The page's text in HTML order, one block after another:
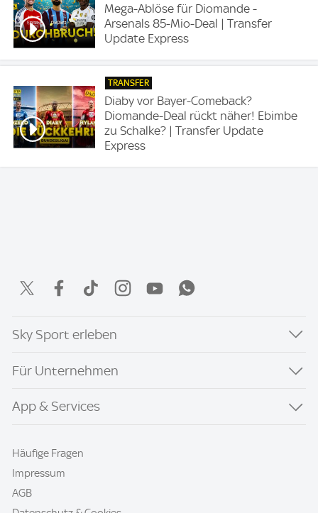
Mega-Ablöse für Diomande -
Arsenals 85-Mio-Deal | Transfer
Update Express
TRANSFER
Diaby vor Bayer-Comeback?
Diomande-Deal rückt näher! Ebimbe
zu Schalke? | Transfer Update
Express
Sky Sport erleben
Für Unternehmen
App & Services
Häufige Fragen
Impressum
AGB